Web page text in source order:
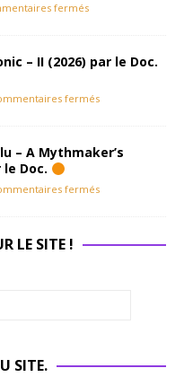
fermés
– II (2026) par le Doc.
fermés
– A Mythmaker’s
le Doc.
fermés
LE SITE !
SITE.